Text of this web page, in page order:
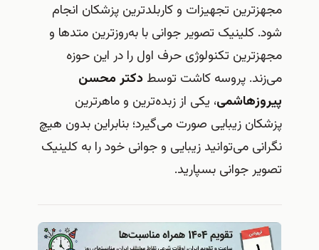
تجهیزات و کاربلدترین پزشکان انجام
کلینیک تصویر جوانی با به‌روزترین متدها و
تکنولوژی حرف اول را در این حوزه
پروسه کاشت توسطدکتر محسن
، یکی از زبده‌ترین و ماهرترین
زیبایی صورت می‌گیرد؛ بنابراین بدون هیچ
می‌توانید زیبایی و جوانی خود را به کلینیک
جوانی بسپارید.